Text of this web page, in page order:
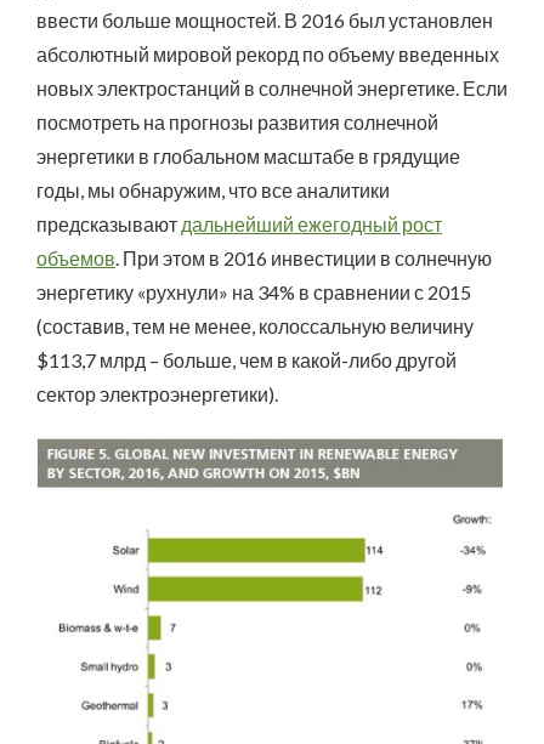
ввести больше мощностей. В 2016 был установлен
абсолютный мировой рекорд по объему введенных
новых электростанций в солнечной энергетике. Если
посмотреть на прогнозы развития солнечной
энергетики в глобальном масштабе в грядущие
годы, мы обнаружим, что все аналитики
предсказывают дальнейший ежегодный рост
объемов. При этом в 2016 инвестиции в солнечную
энергетику «рухнули» на 34% в сравнении с 2015
(составив, тем не менее, колоссальную величину
$113,7 млрд – больше, чем в какой-либо другой
сектор электроэнергетики).